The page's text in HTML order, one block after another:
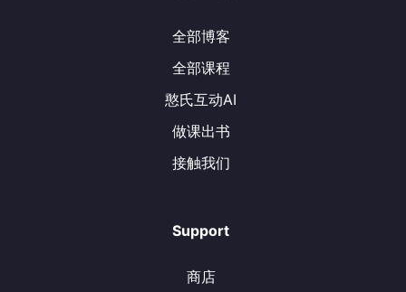
全部博客
全部课程
憨氏互动AI
做课出书
接触我们
Support
商店